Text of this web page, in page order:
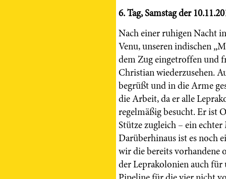
6. Tag, Samstag der
Nach einer ruhigen Nacht
Venu, unseren indischen
dem Zug eingetroffen und
Christian wiederzusehen.
begrüßt und in die Arme
die Arbeit, da er alle
regelmäßig besucht. Er ist
Stütze zugleich – ein echter
Darüberhinaus ist es noch
wir die bereits vorhandene
der Leprakolonien auch für